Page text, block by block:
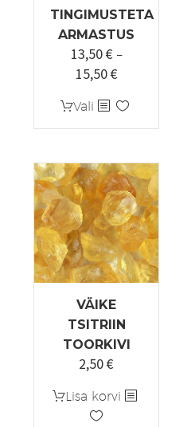
TINGIMUSTETA
ARMASTUS
13,50€ –
15,50€
kuni
15,50 €
Vali Sellel
tootel
mitu
varianti.
Valikuid
saab
teha
tootelehel.
VÄIKE
TSITRIIN
TOORKIVI
2,50€
Lisa korvi